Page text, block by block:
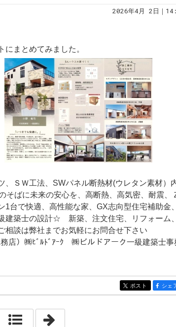
2026年4月 2日｜
まとめてみました。
ＳＷ工法、SWパネル断熱材(ウレタン素材）
そばに未来の安心を、高断熱、高気密、耐震、
台で快適、高性能な家、GX志向型住宅補助金、
建築士の設計☆ 新築、注文住宅、リフォーム、
相談は弊社までお気軽にお問合せ下さい
店）㈱ﾋﾞﾙﾄﾞｱｰｸ ㈱ビルドアーク一級建築士事
entry416
ポスト シェ
「2026年3月」